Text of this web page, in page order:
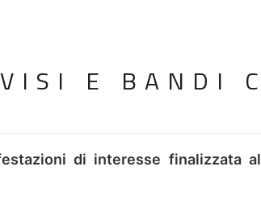
E BANDI
di interesse finalizzata